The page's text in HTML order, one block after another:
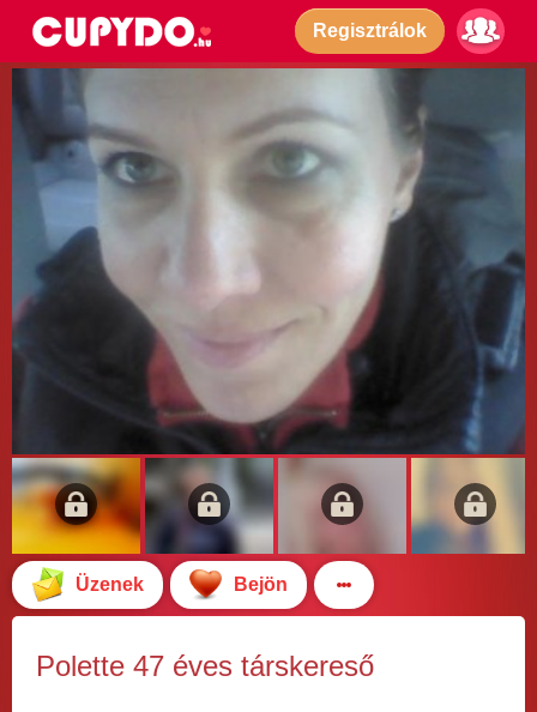
Regisztrálok
Üzenek Bejön
Polette 47 éves társkereső